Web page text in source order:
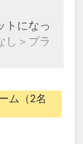
トになっ
し＞プラ
ージだか
遊旅行
や延
ム（2名